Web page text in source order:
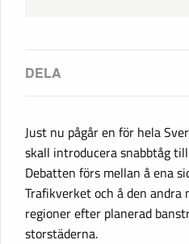
Just nu pågår en för hela
skall introducera snabbtåg
Debatten förs mellan å ena
Trafikverket och å den andra
regioner efter planerad
storstäderna.